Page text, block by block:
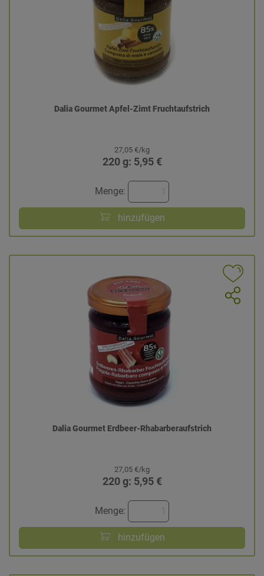
Dalia Gourmet Apfel-Zimt Fruchtaufstrich
27,05 €/kg
220 g: 5,95 €
Menge:
hinzufügen
Dalia Gourmet Erdbeer-Rhabarberaufstrich
27,05 €/kg
220 g: 5,95 €
Menge:
hinzufügen